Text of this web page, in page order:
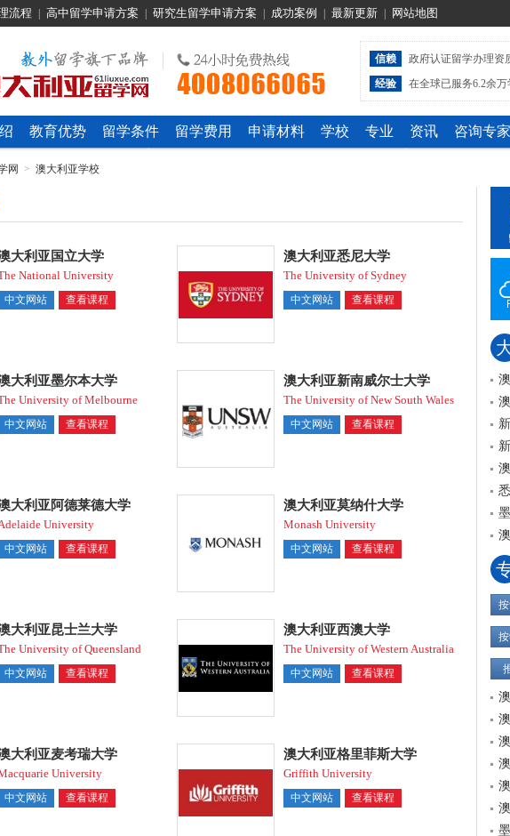
流程 高中留学申请方案 研究生留学申请方案 成功案例 最新更新 网站地图
信赖 政府认证留学办理资
经验
在全球已服务6.2余万
教育优势 留学条件 留学费用 申请材料 学校 专业 资讯 咨询专家
网 > 澳大利亚学校
大利亚国立大学
National University
中文网站 查看课程
澳大利亚悉尼大学
The University of Sydney
中文网站 查看课程
大利亚墨尔本大学
University of Melbourne
中文网站 查看课程
澳大利亚新南威尔士大学
The University of New South Wales
中文网站 查看课程
大利亚阿德莱德大学
University
中文网站 查看课程
澳大利亚莫纳什大学
Monash University
中文网站 查看课程
大利亚昆士兰大学
University of Queensland
中文网站 查看课程
澳大利亚西澳大学
The University of Western Australia
中文网站 查看课程
大利亚麦考瑞大学
University
中文网站 查看课程
澳大利亚格里菲斯大学
Griffith University
中文网站 查看课程